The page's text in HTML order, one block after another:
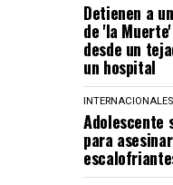
Detienen a
de 'la
desde un
un hospital
INTERNACIONALES
Adolescente
para